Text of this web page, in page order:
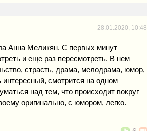
28.01.2020, 10:48
Анна Меликян. С первых минут
и еще раз пересмотреть. В нем
страсть, драма, мелодрама, юмор,
смотрится на одном
над тем, что происходит вокруг
оригинально, с юмором, легко.